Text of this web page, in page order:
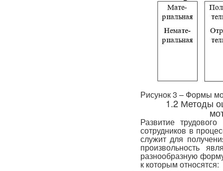
Рисунок 3 – Формы
1.2 Методы
Развитие
сотрудников в
служит для
произвольность
разнообразную
к которым относятся: